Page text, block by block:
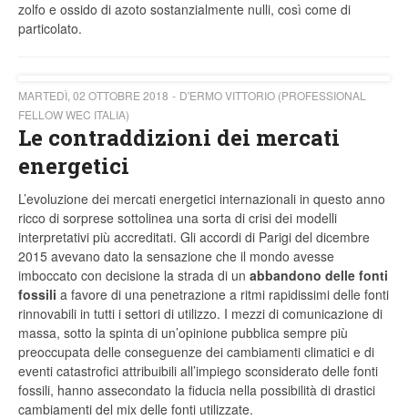
zolfo e ossido di azoto sostanzialmente nulli, così come di
particolato.
MARTEDÌ, 02 OTTOBRE 2018
D'ERMO VITTORIO (PROFESSIONAL
FELLOW WEC ITALIA)
Le contraddizioni dei mercati
energetici
L’evoluzione dei mercati energetici internazionali in questo anno
ricco di sorprese sottolinea una sorta di crisi dei modelli
interpretativi più accreditati. Gli accordi di Parigi del dicembre
2015 avevano dato la sensazione che il mondo avesse
imboccato con decisione la strada di un abbandono delle fonti
fossili a favore di una penetrazione a ritmi rapidissimi delle fonti
rinnovabili in tutti i settori di utilizzo. I mezzi di comunicazione di
massa, sotto la spinta di un’opinione pubblica sempre più
preoccupata delle conseguenze dei cambiamenti climatici e di
eventi catastrofici attribuibili all’impiego sconsiderato delle fonti
fossili, hanno assecondato la fiducia nella possibilità di drastici
cambiamenti del mix delle fonti utilizzate.